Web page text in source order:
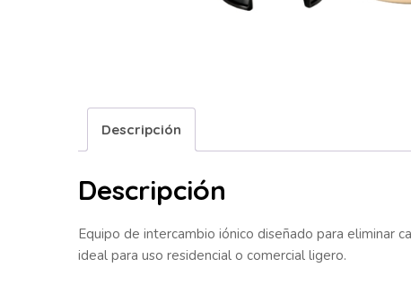
Descripción
Descripción
Equipo de intercambio iónico diseñado para eliminar
ideal para uso residencial o comercial ligero.